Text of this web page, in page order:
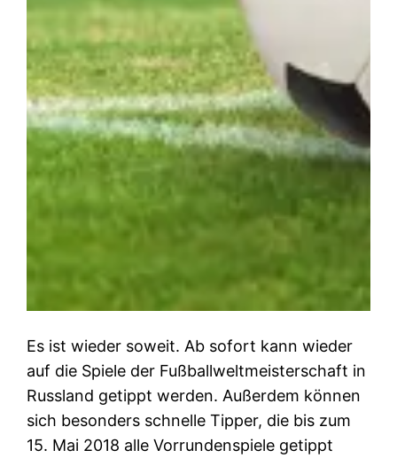
Es ist wieder soweit. Ab sofort kann wieder
auf die Spiele der Fußballweltmeisterschaft in
Russland getippt werden. Außerdem können
sich besonders schnelle Tipper, die bis zum
15. Mai 2018 alle Vorrundenspiele getippt